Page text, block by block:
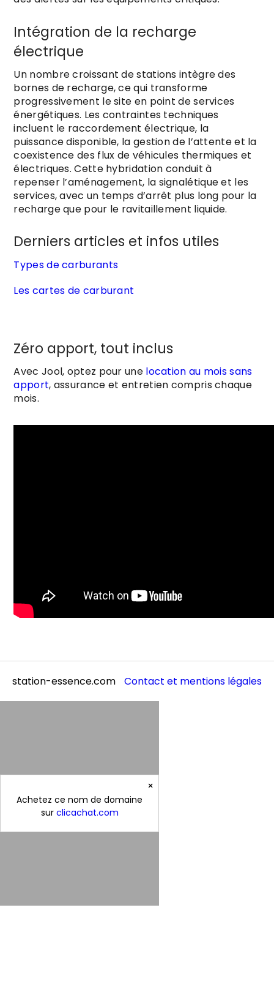
Intégration de la recharge
électrique
Un nombre croissant de stations intègre des
bornes de recharge, ce qui transforme
progressivement le site en point de services
énergétiques. Les contraintes techniques
incluent le raccordement électrique, la
puissance disponible, la gestion de l’attente et la
coexistence des flux de véhicules thermiques et
électriques. Cette hybridation conduit à
repenser l’aménagement, la signalétique et les
services, avec un temps d’arrêt plus long pour la
recharge que pour le ravitaillement liquide.
Derniers articles et infos utiles
Types de carburants
Les cartes de carburant
Zéro apport, tout inclus
Avec Jool, optez pour une location au mois sans
apport, assurance et entretien compris chaque
mois.
station-essence.com Contact et mentions légales
×
Achetez ce nom de domaine
sur clicachat.com